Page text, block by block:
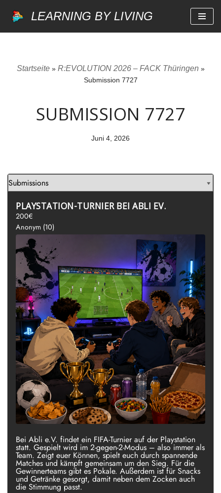
LEARNING BY LIVING
Startseite» R:EVOLUTION 2026 – FACK Thüringen »
Submission 7727
SUBMISSION 7727
Juni 4, 2026
PLAYSTATION-TURNIER BEI ABLI EV.
200€
Anonym (10)
Bei Abli e.V. findet ein FIFA-Turnier auf der Playstation
statt. Gespielt wird im 2-gegen-2-Modus – also immer als
Team. Zeigt euer Können, spielt euch durch spannende
Matches und kämpft gemeinsam um den Sieg. Für die
Gewinnerteams gibt es Pokale. Außerdem ist für Snacks
und Getränke gesorgt, damit neben dem Zocken auch
die Stimmung passt.